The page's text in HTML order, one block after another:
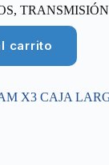
, TRANSMISIÓN
carrito